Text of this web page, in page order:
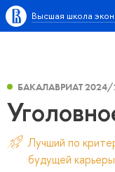
Высшая школа
БАКАЛАВРИАТ 2024/
Лучший по
будущей